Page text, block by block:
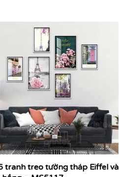
tranh treo tường tháp Eiffel và